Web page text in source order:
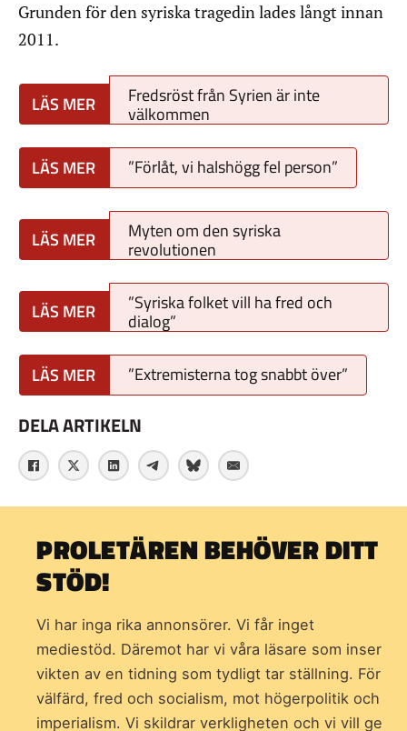
Grunden för den syriska tragedin lades långt innan
2011.
Fredsröst från Syrien är inte
välkommen
”Förlåt, vi halshögg fel person”
Myten om den syriska
revolutionen
”Syriska folket vill ha fred och
dialog”
”Extremisterna tog snabbt över”
DELA ARTIKELN
PROLETÄREN BEHÖVER DITT
STÖD!
Vi har inga rika annonsörer. Vi får inget
mediestöd. Däremot har vi våra läsare som inser
vikten av en tidning som tydligt tar ställning. För
välfärd, fred och socialism, mot högerpolitik och
imperialism. Vi skildrar verkligheten och vi vill ge